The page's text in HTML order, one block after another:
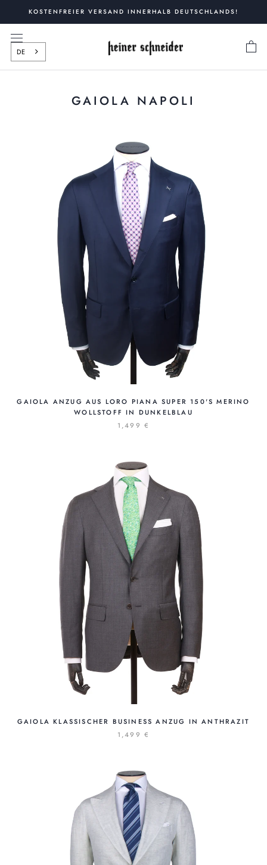
springen
KOSTENFREIER VERSAND INNERHALB DEUTSCHLANDS!
DE
GAIOLA NAPOLI
GAIOLA ANZUG AUS LORO PIANA SUPER 150'S MERINO
WOLLSTOFF IN DUNKELBLAU
1,499 €
GAIOLA KLASSISCHER BUSINESS ANZUG IN ANTHRAZIT
1,499 €